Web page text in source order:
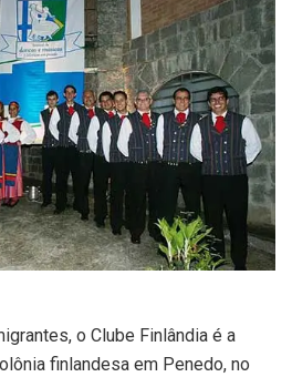
o Clube Finlândia é a
finlandesa em Penedo, no